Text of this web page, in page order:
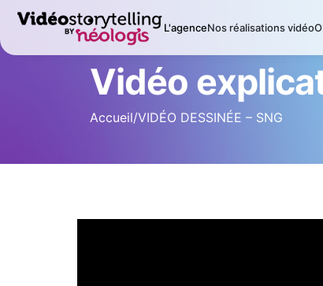
L'agenceNos réalisations vidéo
Vidéo
Accueil/VIDÉO DESSINÉE – SNG